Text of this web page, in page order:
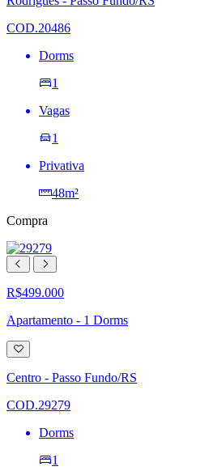
de
COD.20486
Dorms
1
Vagas
1
Privativa
48m²
Compra
R$499.000
Apartamento - 1 Dorms
Adicionar
à
lista
de
Centro - Passo Fundo/RS
COD.29279
Dorms
1